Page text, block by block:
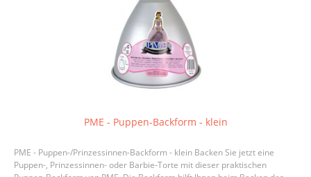
PME - Puppen-Backform - klein
PME - Puppen-/Prinzessinnen-Backform - klein Backen Sie jetzt eine
Puppen-, Prinzessinnen- oder Barbie-Torte mit dieser praktischen